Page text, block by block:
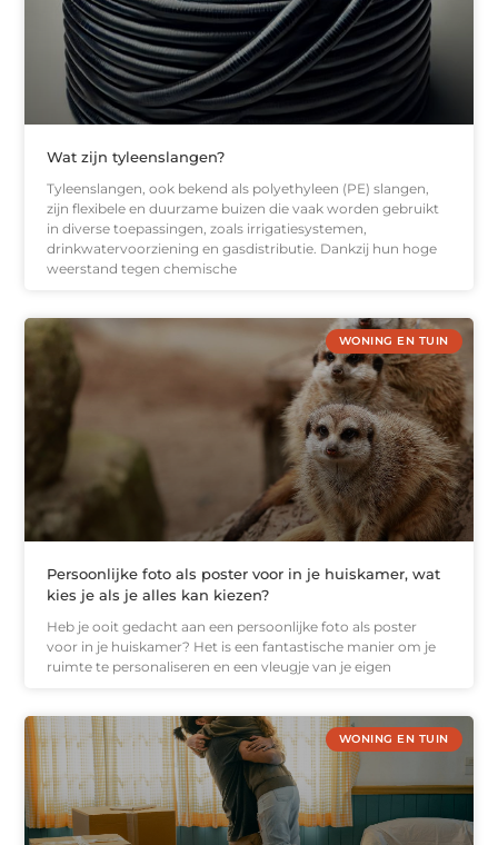
Wat zijn tyleenslangen?
Tyleenslangen, ook bekend als polyethyleen (PE) slangen,
zijn flexibele en duurzame buizen die vaak worden gebruikt
in diverse toepassingen, zoals irrigatiesystemen,
drinkwatervoorziening en gasdistributie. Dankzij hun hoge
weerstand tegen chemische
WONING EN TUIN
Persoonlijke foto als poster voor in je huiskamer, wat
kies je als je alles kan kiezen?
Heb je ooit gedacht aan een persoonlijke foto als poster
voor in je huiskamer? Het is een fantastische manier om je
ruimte te personaliseren en een vleugje van je eigen
WONING EN TUIN